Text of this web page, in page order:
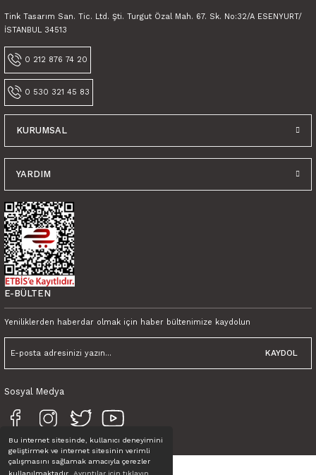
Bu internet sitesinde, kullanıcı deneyimini
geliştirmek ve internet sitesinin verimli
çalışmasını sağlamak amacıyla çerezler
kullanılmaktadır.
Ayrıntılar için tıklayın
Tink Tasarım San. Tic. Ltd. Şti. Turgut Özal Mah. 67. Sk. No:32/A ESENYURT/
İSTANBUL 34513
0 212 876 74 20
0 530 321 45 83
KURUMSAL
YARDIM
E-BÜLTEN
Yeniliklerden haberdar olmak için haber bültenimize kaydolun
KAYDOL
Sosyal Medya